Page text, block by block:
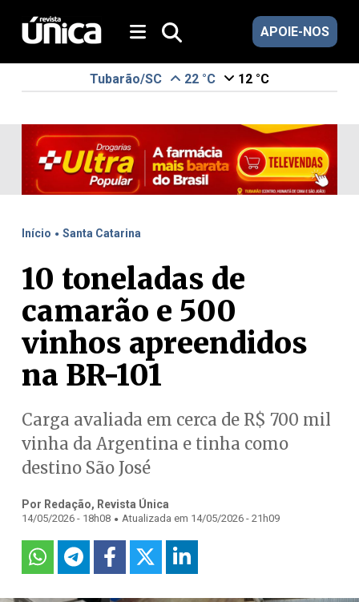
APOIE-NOS
Tubarão/SC 22 °C 12 °C
Início . Santa Catarina
10 toneladas de
camarão e 500
vinhos apreendidos
na BR-101
Carga avaliada em cerca de R$ 700 mil
vinha da Argentina e tinha como
destino São José
Por Redação, Revista Única
14/05/2026 - 18h08 . Atualizada em 14/05/2026 - 21h09